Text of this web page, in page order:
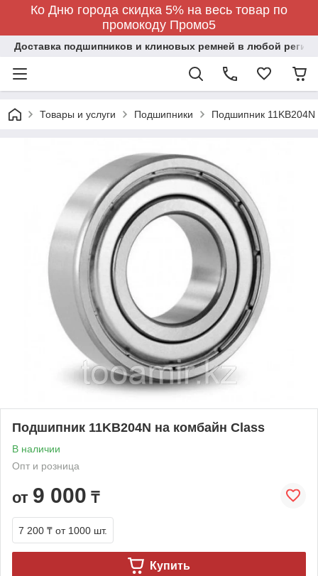
Ко Дню города скидка 5% на весь товар по
промокоду Промо5
Доставка подшипников и клиновых ремней в любой регион
Товары и услуги Подшипники Подшипник
Подшипник 11KB204N на комбайн Class
В наличии
Опт и розница
от 9 000 ₸
7 200 ₸ от 1000 шт.
Купить